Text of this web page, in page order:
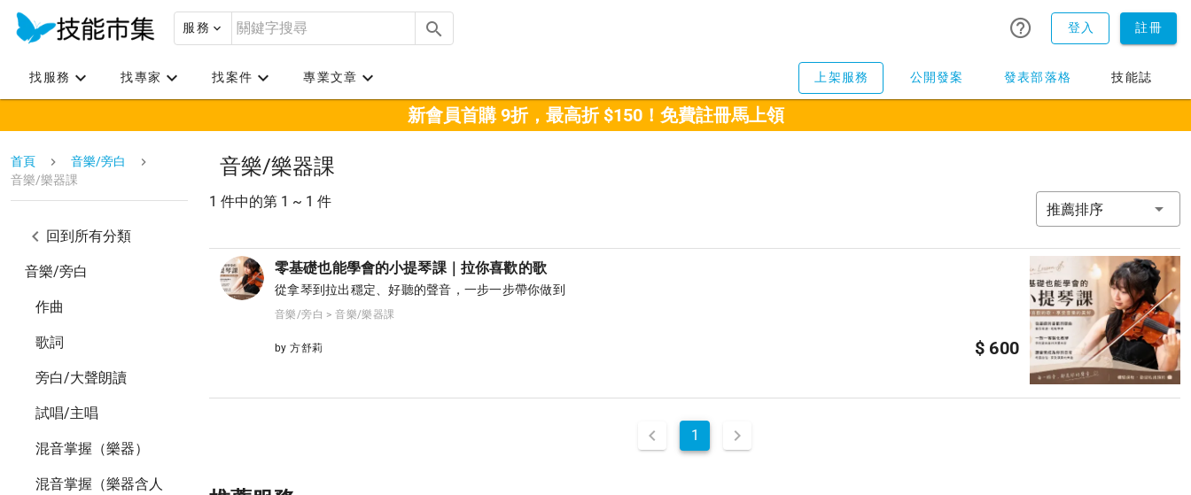
服務 登入 註冊
找服務 找專家 找案件 專業文章 上架服務 公開發案 發表部落格 技能誌
新會員首購 9折，最高折 $150！免費註冊馬上領
首頁
音樂/旁白
音樂/樂器課
回到所有分類
音樂/旁白
作曲
歌詞
旁白/大聲朗讀
試唱/主唱
混音掌握（樂器）
混音掌握（樂器含人
音樂/樂器課
1 件中的第 1 ~ 1 件 推薦排序
零基礎也能學會的小提琴課｜拉你喜歡的歌
從拿琴到拉出穩定、好聽的聲音，一步一步帶你做到
音樂/旁白 > 音樂/樂器課
by 方舒莉 $ 600
1